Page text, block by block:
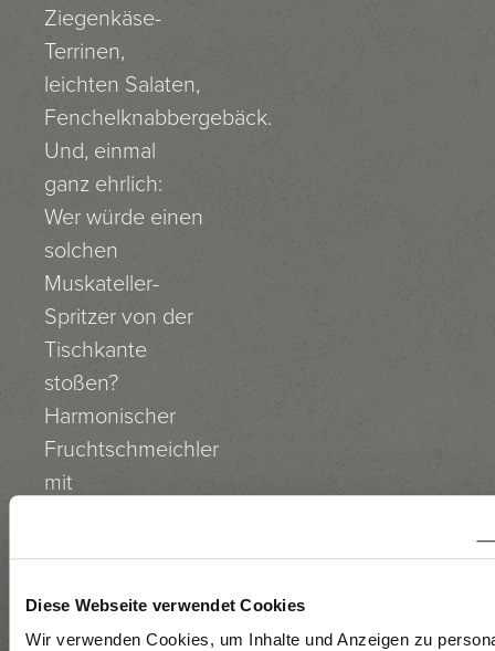
Diese Webseite verwendet Cookies
Wir verwenden Cookies, um Inhalte und Anzeigen zu
Ziegenkäse-
Terrinen,
leichten Salaten,
Fenchelknabbergebäck.
Und, einmal
ganz ehrlich:
Wer würde einen
solchen
Muskateller-
Spritzer von der
Tischkante
stoßen?
Harmonischer
Fruchtschmeichler
mit
BEREITUNG